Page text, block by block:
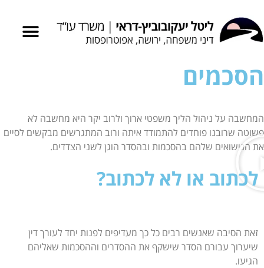
הסכמים
המחשבה על ניהול הליך משפטי ארוך ולרוב יקר היא מחשבה לא
פשוטה שרובנו פוחדים להתמודד איתה ורוב המתגרשים מבקשים לסיים
את הנישואים שלהם בהסכמות ובהסדר הוגן לשני הצדדים.
לכתוב או לא לכתוב?
זאת הסיבה שאנשים רבים כל כך מעדיפים לפנות יחד לעורך דין
שיערוך עבורם הסדר שישקף את ההסדרים וההסכמות שאליהם
הגיעו.